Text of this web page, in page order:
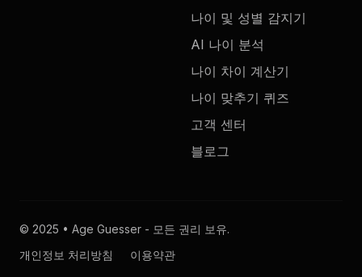
나이 및 성별 감지기
AI 나이 분석
나이 차이 계산기
나이 맞추기 퀴즈
고객 센터
블로그
© 2025 • Age Guesser - 모든 권리 보유.
개인정보 처리방침
이용약관